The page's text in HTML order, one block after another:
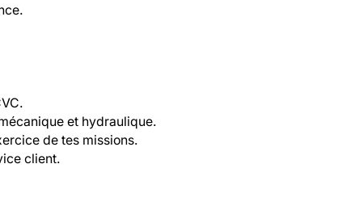
et hydraulique.
de tes missions.
client.